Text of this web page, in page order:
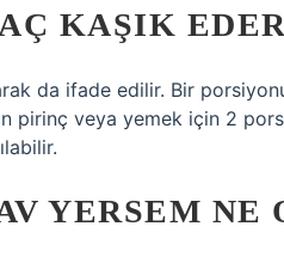
KAŞIK
da ifade edilir. Bir
pirinç veya yemek için 2
YERSEM NE